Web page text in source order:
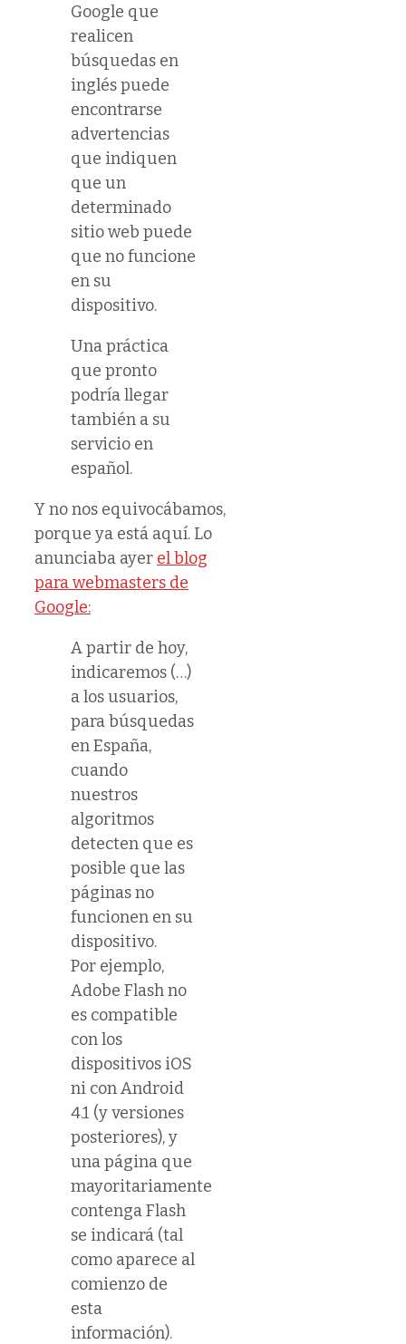
Google que
realicen
búsquedas en
inglés puede
encontrarse
advertencias
que indiquen
que un
determinado
sitio web puede
que no funcione
en su
dispositivo.
Una práctica
que pronto
podría llegar
también a su
servicio en
español.
Y no nos equivocábamos,
porque ya está aquí. Lo
anunciaba ayer el blog
para webmasters de
Google:
A partir de hoy,
indicaremos (…)
a los usuarios,
para búsquedas
en España,
cuando
nuestros
algoritmos
detecten que es
posible que las
páginas no
funcionen en su
dispositivo.
Por ejemplo,
Adobe Flash no
es compatible
con los
dispositivos iOS
ni con Android
4.1 (y versiones
posteriores), y
una página que
mayoritariamente
contenga Flash
se indicará (tal
como aparece al
comienzo de
esta
información).